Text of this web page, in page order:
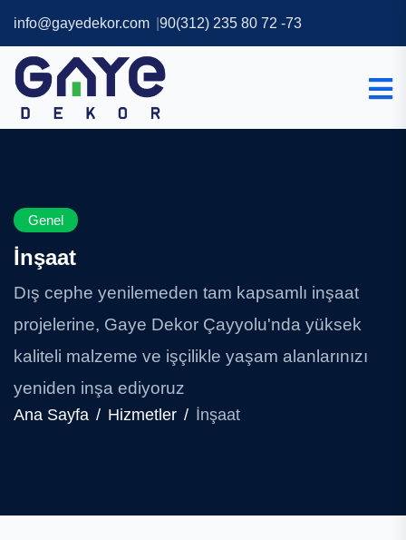
info@gayedekor.com 90(312) 235 80 72 -73
Genel
İnşaat
Dış cephe yenilemeden tam kapsamlı inşaat
projelerine, Gaye Dekor Çayyolu'nda yüksek
kaliteli malzeme ve işçilikle yaşam alanlarınızı
yeniden inşa ediyoruz
Ana Sayfa Hizmetler İnşaat